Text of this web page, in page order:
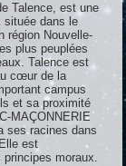
Talence, est une
située dans le
région Nouvelle-
plus peuplées
Talence est
cœur de la
campus
et sa proximité
MAÇONNERIE
ses racines dans
est
moraux.